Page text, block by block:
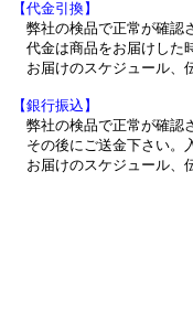
【代金引換】
弊社の検品で正常が確認
代金は商品をお届けした
お届けのスケジュール、
【銀行振込】
弊社の検品で正常が確認
その後にご送金下さい。
お届けのスケジュール、